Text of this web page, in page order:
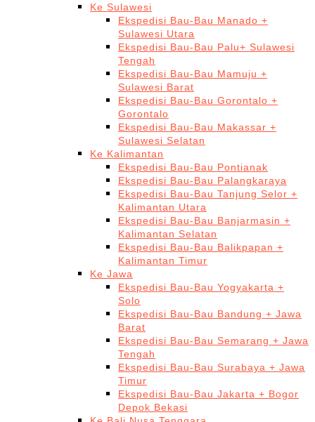
Ke Sulawesi
Ekspedisi Bau-Bau Manado +
Sulawesi Utara
Ekspedisi Bau-Bau Palu+ Sulawesi
Tengah
Ekspedisi Bau-Bau Mamuju +
Sulawesi Barat
Ekspedisi Bau-Bau Gorontalo +
Gorontalo
Ekspedisi Bau-Bau Makassar +
Sulawesi Selatan
Ke Kalimantan
Ekspedisi Bau-Bau Pontianak
Ekspedisi Bau-Bau Palangkaraya
Ekspedisi Bau-Bau Tanjung Selor +
Kalimantan Utara
Ekspedisi Bau-Bau Banjarmasin +
Kalimantan Selatan
Ekspedisi Bau-Bau Balikpapan +
Kalimantan Timur
Ke Jawa
Ekspedisi Bau-Bau Yogyakarta +
Solo
Ekspedisi Bau-Bau Bandung + Jawa
Barat
Ekspedisi Bau-Bau Semarang + Jawa
Tengah
Ekspedisi Bau-Bau Surabaya + Jawa
Timur
Ekspedisi Bau-Bau Jakarta + Bogor
Depok Bekasi